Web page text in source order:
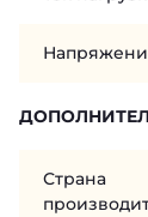
Страна